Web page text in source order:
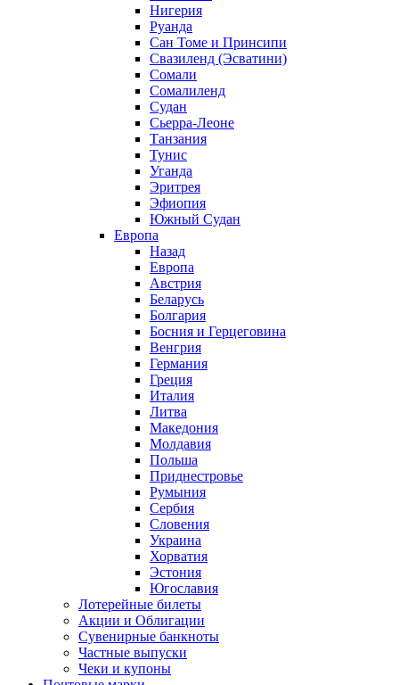
Нигерия
Руанда
Сан Томе и Принсипи
Свазиленд (Эсватини)
Сомали
Сомалиленд
Судан
Сьерра-Леоне
Танзания
Тунис
Уганда
Эритрея
Эфиопия
Южный Судан
Европа
Назад
Европа
Австрия
Беларусь
Болгария
Босния и Герцеговина
Венгрия
Германия
Греция
Италия
Литва
Македония
Молдавия
Польша
Приднестровье
Румыния
Сербия
Словения
Украина
Хорватия
Эстония
Югославия
Лотерейные билеты
Акции и Облигации
Сувенирные банкноты
Частные выпуски
Чеки и купоны